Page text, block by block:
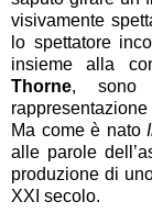
visivamente
lo spettatore
insieme alla
Thorne, sono
Ma come è nato
alle parole
produzione di
XXI secolo.